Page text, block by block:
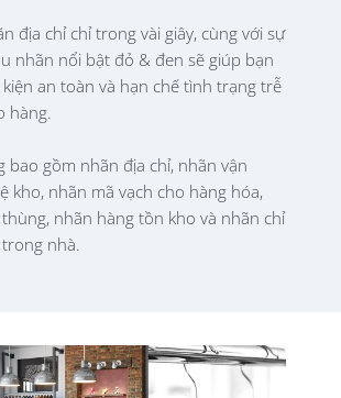
địa chỉ chỉ trong vài giây, cùng với sự
nhãn nổi bật đỏ & đen sẽ giúp bạn
an toàn và hạn chế tình trạng trễ
hàng.
bao gồm nhãn địa chỉ, nhãn vận
kho, nhãn mã vạch cho hàng hóa,
nhãn hàng tồn kho và nhãn chỉ
nhà.